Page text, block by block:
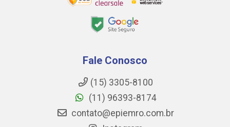
Fale Conosco
(15) 3305-8100
(11) 96393-8174
contato@epiemro.com.br